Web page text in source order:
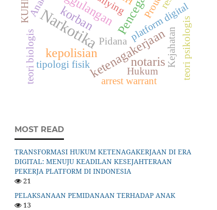
Narkotikaketenagakerjaan
korban
kepolisian
notaris
Pidana platform digital
tipologi fisik teori psikologis
teori biologis
Anak
Kejahatan
Hukum
KUHP
arrest warrant
MOST READ
TRANSFORMASI HUKUM KETENAGAKERJAAN DI ERA
DIGITAL: MENUJU KEADILAN KESEJAHTERAAN
PEKERJA PLATFORM DI INDONESIA
21
PELAKSANAAN PEMIDANAAN TERHADAP ANAK
13